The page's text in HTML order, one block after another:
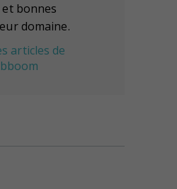
et bonnes
domaine.
articles de